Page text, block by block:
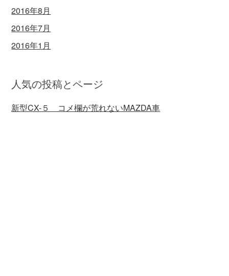
2016年8月
2016年7月
2016年1月
人気の投稿とページ
新型CX-５ コメ欄が荒れないMAZDA車